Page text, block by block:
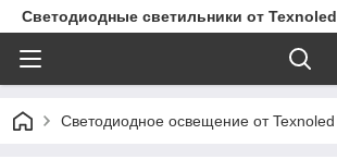
Светодиодные светильники от Texnoled
Светодиодное освещение от Texnoled